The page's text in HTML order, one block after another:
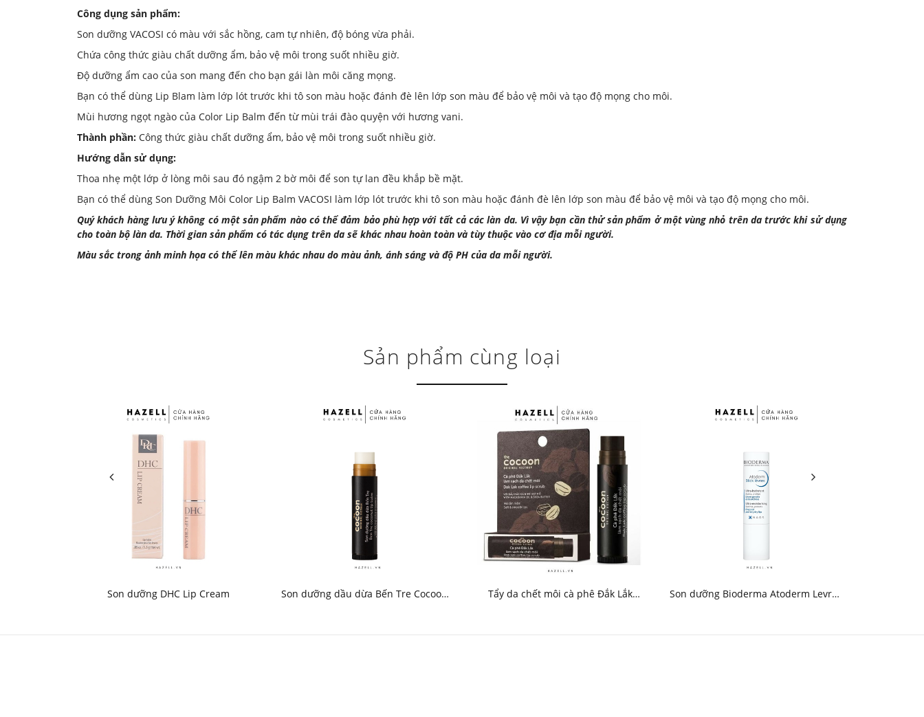
Công dụng sản phẩm:
Son dưỡng VACOSI có màu với sắc hồng, cam tự nhiên, độ bóng vừa phải.
Chứa công thức giàu chất dưỡng ẩm, bảo vệ môi trong suốt nhiều giờ.
Độ dưỡng ẩm cao của son mang đến cho bạn gái làn môi căng mọng.
Bạn có thể dùng Lip Blam làm lớp lót trước khi tô son màu hoặc đánh đè lên lớp son màu để bảo vệ môi và tạo độ mọng cho môi.
Mùi hương ngọt ngào của Color Lip Balm đến từ mùi trái đào quyện với hương vani.
Thành phần: Công thức giàu chất dưỡng ẩm, bảo vệ môi trong suốt nhiều giờ.
Hướng dẫn sử dụng:
Thoa nhẹ một lớp ở lòng môi sau đó ngậm 2 bờ môi để son tự lan đều khắp bề mặt.
Bạn có thể dùng Son Dưỡng Môi Color Lip Balm VACOSI làm lớp lót trước khi tô son màu hoặc đánh đè lên lớp son màu để bảo vệ môi và tạo độ mọng cho môi.
Quý khách hàng lưu ý không có một sản phẩm nào có thể đảm bảo phù hợp với tất cả các làn da. Vì vậy bạn cần thử sản phẩm ở một vùng nhỏ trên da trước khi sử dụng
cho toàn bộ làn da. Thời gian sản phẩm có tác dụng trên da sẽ khác nhau hoàn toàn và tùy thuộc vào cơ địa mỗi người.
Màu sắc trong ảnh minh họa có thể lên màu khác nhau do màu ảnh, ánh sáng và độ PH của da mỗi người.
Sản phẩm cùng loại
Son dưỡng DHC Lip Cream
Son dưỡng dầu dừa Bến Tre Cocoon
Tẩy da chết môi cà phê Đắk Lắk
Son dưỡng Bioderma Atoderm Levres